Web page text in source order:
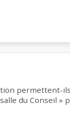
permettent-
du Conseil